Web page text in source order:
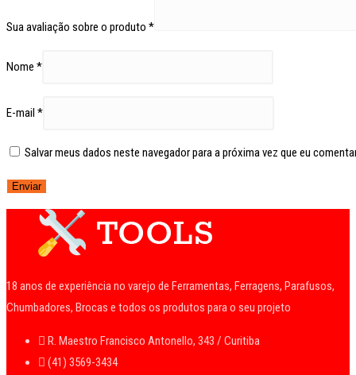
Sua avaliação sobre o produto *
Nome *
E-mail *
Salvar meus dados neste navegador para a próxima vez que eu
18 anos de experiência no varejo de Ferramentas, Ferragens, Parafusos,
Chumbadores, Brocas e todos os produtos para o seu projeto
R. Maestro Francisco Antonello, 343 / Curitiba
(41) 3569-3434